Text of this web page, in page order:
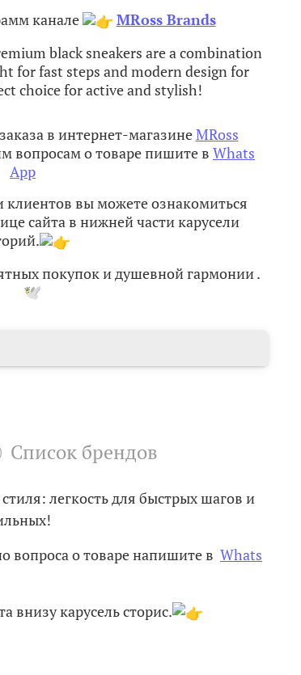
канале
MRoss Brands
black sneakers are a combination
for fast steps and modern design for
choice for active and stylish!​
в интернет-магазинеMRoss
вопросам о товаре пишите в Whats
App
вы можете ознакомиться
сайта в нижней части карусели
покупок и душевной гармонии.
Список брендов
легкость для быстрых шагов и
вопроса о товаре напишите в Whats
внизу карусель сторис.